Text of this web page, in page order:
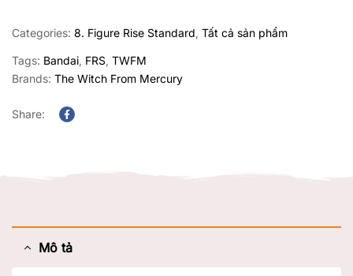
Categories: 8. Figure Rise Standard, Tất cả sản phẩm
Tags: Bandai, FRS, TWFM
Brands: The Witch From Mercury
Share:
Mô tả